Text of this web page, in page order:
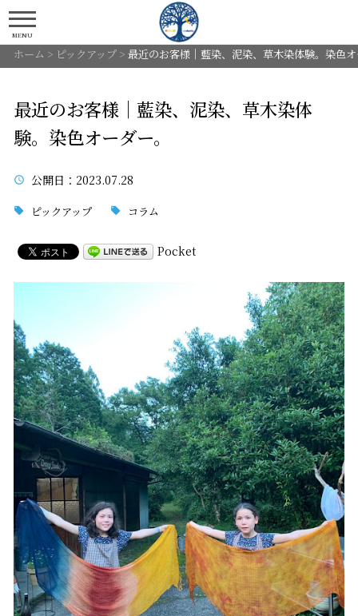
MENU
ホーム > ピックアップ> 最近のお客様｜藍染、泥染、草木染体験。染色
最近のお客様｜藍染、泥染、草木染体
験。染色オーダー。
公開日 ：2023.07.28
ピックアップ コラム
Pocket